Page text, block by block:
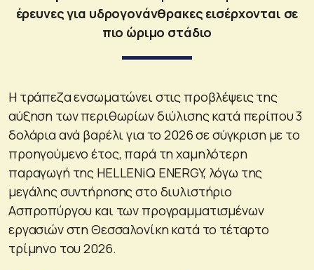
έρευνες για υδρογονάνθρακες εισέρχονται σε
πιο ώριμο στάδιο
Η τράπεζα ενσωματώνει στις προβλέψεις της
αύξηση των περιθωρίων διύλισης κατά περίπου 3
δολάρια ανά βαρέλι για το 2026 σε σύγκριση με το
προηγούμενο έτος, παρά τη χαμηλότερη
παραγωγή της HELLENiQ ENERGY, λόγω της
μεγάλης συντήρησης στο διυλιστήριο
Ασπροπύργου και των προγραμματισμένων
εργασιών στη Θεσσαλονίκη κατά το τέταρτο
τρίμηνο του 2026.